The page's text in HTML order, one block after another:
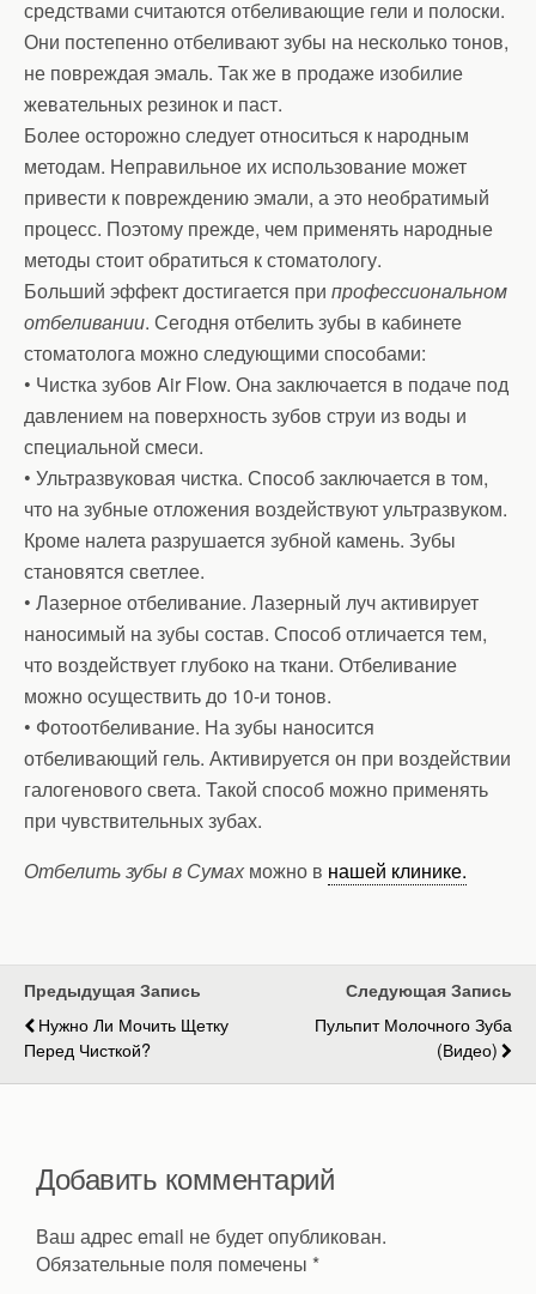
средствами считаются отбеливающие гели и полоски.
Они постепенно отбеливают зубы на несколько тонов,
не повреждая эмаль. Так же в продаже изобилие
жевательных резинок и паст.
Более осторожно следует относиться к народным
методам. Неправильное их использование может
привести к повреждению эмали, а это необратимый
процесс. Поэтому прежде, чем применять народные
методы стоит обратиться к стоматологу.
Больший эффект достигается при профессиональном
отбеливании. Сегодня отбелить зубы в кабинете
стоматолога можно следующими способами:
• Чистка зубов Air Flow. Она заключается в подаче под
давлением на поверхность зубов струи из воды и
специальной смеси.
• Ультразвуковая чистка. Способ заключается в том,
что на зубные отложения воздействуют ультразвуком.
Кроме налета разрушается зубной камень. Зубы
становятся светлее.
• Лазерное отбеливание. Лазерный луч активирует
наносимый на зубы состав. Способ отличается тем,
что воздействует глубоко на ткани. Отбеливание
можно осуществить до 10-и тонов.
• Фотоотбеливание. На зубы наносится
отбеливающий гель. Активируется он при воздействии
галогенового света. Такой способ можно применять
при чувствительных зубах.
Отбелить зубы в Сумах можно в нашей клинике.
Предыдущая Запись
Нужно Ли Мочить Щетку
Перед Чисткой?
Следующая Запись
Пульпит Молочного Зуба
(видео)
Добавить комментарий
Ваш адрес email не будет опубликован.
Обязательные поля помечены *